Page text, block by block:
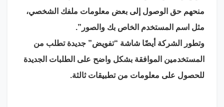
منحهم حق الوصول إلى بعض معلومات ملفك الشخصي،
مثل اسم المستخدم الخاص بك والصور”.
وتطور الشركة أيضًا شاشة “تفويض” جديدة تطلب من
المستخدمين الموافقة بشكل واضح على الطلبات الجديدة
للحصول على معلومات من تطبيقات ثالثة.